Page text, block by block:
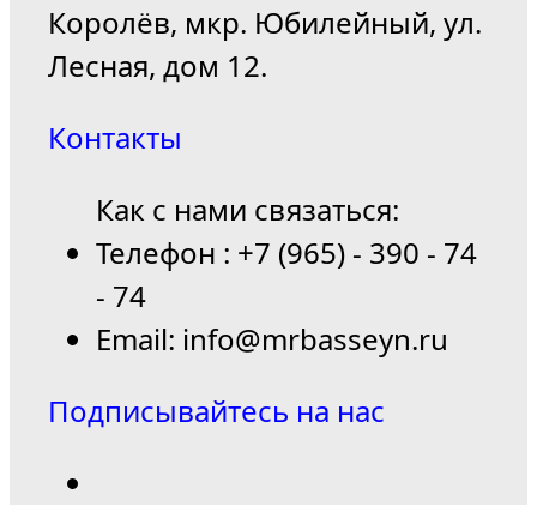
Королёв, мкр. Юбилейный, ул.
Лесная, дом 12.
Контакты
Как с нами связаться:
Телефон : +7 (965) - 390 - 74
- 74
Email: info@mrbasseyn.ru
Подписывайтесь на нас